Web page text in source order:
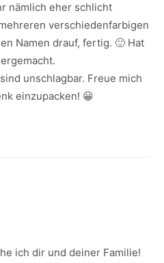
nämlich eher schlicht
verschiedenfarbigen
Namen drauf, fertig. 🙂 Hat
unschlagbar. Freue mich
einzupacken! 😀
ich dir und deiner Familie!